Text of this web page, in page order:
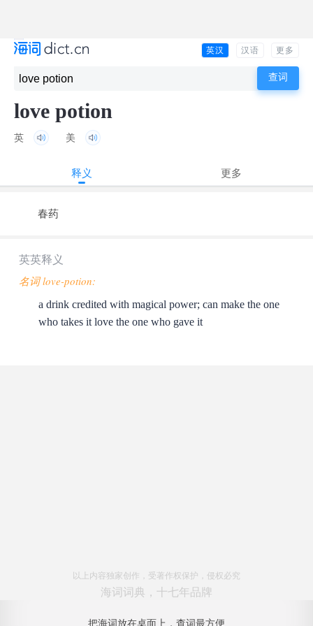
英汉 汉语 更多
love potion
英 美
释义 更多
春药
英英释义
名词 love-potion:
a drink credited with magical power; can make the one
who takes it love the one who gave it
以上内容独家创作，受著作权保护，侵权必究
海词词典，十七年品牌
把海词放在桌面上，查词最方便